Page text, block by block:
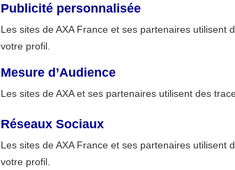
Accueil
Publicité personnalisée
Les sites de AXA France et ses partenaires utilisent
votre profil.
Mesure d’Audience
Les sites de AXA et ses partenaires utilisent des
Réseaux Sociaux
Les sites de AXA France et ses partenaires utilisent
votre profil.